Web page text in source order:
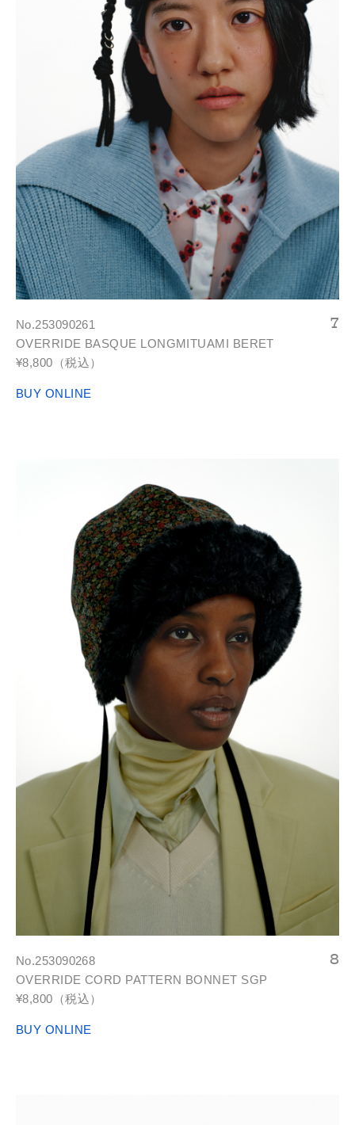
No.253090261
OVERRIDE BASQUE LONGMITUAMI BERET
¥8,800（税込）
BUY ONLINE
No.253090268
OVERRIDE CORD PATTERN BONNET SGP
¥8,800（税込）
BUY ONLINE